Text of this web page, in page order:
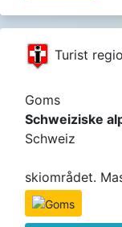
Turist
Goms
Schweiziske
Schweiz
skiområdet.